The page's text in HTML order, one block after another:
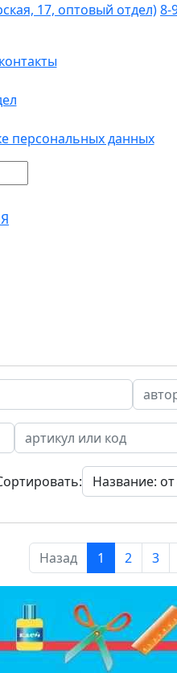
17, оптовый отдел)8-
персональных данных
Назад 1 2 3